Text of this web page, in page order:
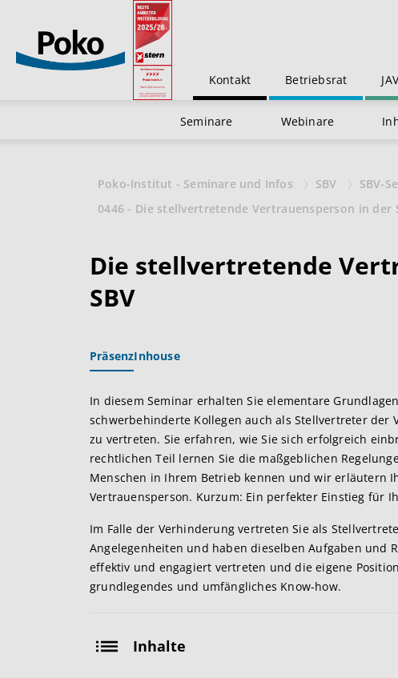
Kontakt Betriebsrat
Seminare Webinare
Poko-Institut - Seminare und Infos SBV SBV-
0446 - Die stellvertretende Vertrauensperson in der
Die stellvertretende
SBV
PräsenzInhouse
In diesem Seminar erhalten Sie elementare
schwerbehinderte Kollegen auch als Stellvertreter
zu vertreten. Sie erfahren, wie Sie sich erfolgreich
rechtlichen Teil lernen Sie die maßgeblichen
Menschen in Ihrem Betrieb kennen und wir erläutern
Vertrauensperson. Kurzum: Ein perfekter Einstieg für
Im Falle der Verhinderung vertreten Sie als
Angelegenheiten und haben dieselben Aufgaben und
effektiv und engagiert vertreten und die eigene
grundlegendes und umfängliches Know-how.
Inhalte